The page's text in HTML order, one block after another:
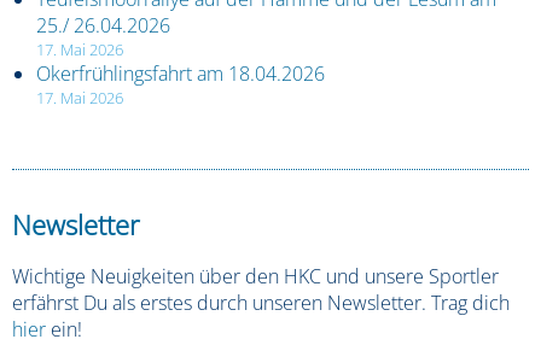
25./ 26.04.2026
17. Mai 2026
Okerfrühlingsfahrt am 18.04.2026
17. Mai 2026
Newsletter
Wichtige Neuigkeiten über den HKC und unsere Sportler
erfährst Du als erstes durch unseren Newsletter. Trag dich
hier ein!